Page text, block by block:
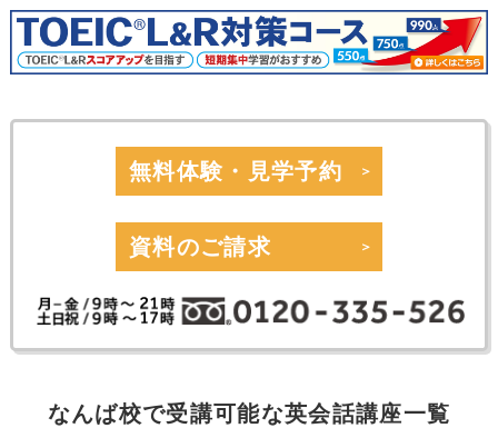
無料体験・見学予約
資料のご請求
なんば校で受講可能な英会話講座一覧